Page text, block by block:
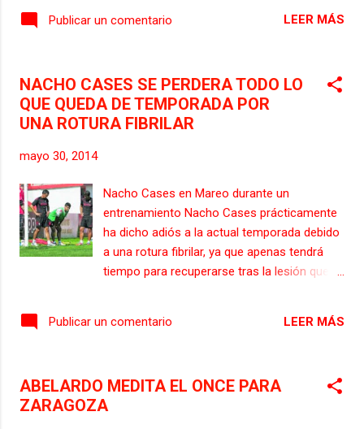
el parte médico hay siete nombres más, si
por medio, así está la situación de cada uno
de ellos. - Álex Serrano: esguince de tobillo
derecho, trabaja con el readaptador
dolores, aunque estos todavía se mantienen,
por lo que no completó la sesión (pendiente
de evolución). - Mendy: pubalgia, se
reincorporó al grupo (recuperable). -
trabaja con el grupo con prevención (p...
Publicar un comentario LEER MÁS
NACHO CASES SE PERDERA TODO LO
QUE QUEDA DE TEMPORADA POR
UNA ROTURA FIBRILAR
mayo 30, 2014
Nacho Cases en Mareo durante un
entrenamiento Nacho Cases prácticamente
ha dicho adiós a la actual temporada debido
a una rotura fibrilar, ya que apenas tendrá
tiempo para recuperarse tras la lesión que le
recto anterior del muslo derecho". Así lo
tarde tuviera unas persistentes molestias en
el cuádriceps derecho, lo que llevaron a los
Publicar un comentario LEER MÁS
ABELARDO MEDITA EL ONCE PARA
ZARAGOZA